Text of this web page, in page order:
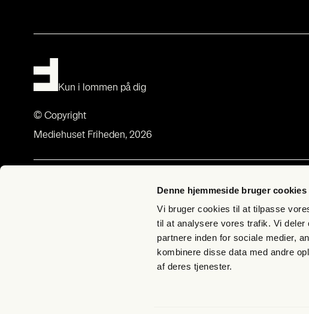
Denne hjemmeside bruger cookies
Vi bruger cookies til at tilpasse
til at analysere vores trafik. Vi
partnere inden for sociale medier,
kombinere disse data med andre
af deres tjenester.
Butik Fri­heds­bre­vet
Bliv Lyg­te­mand
Til­meld nyheds­bre­ve
Kun i lommen på dig
Mediehuset Friheden, 2026
© Copyright